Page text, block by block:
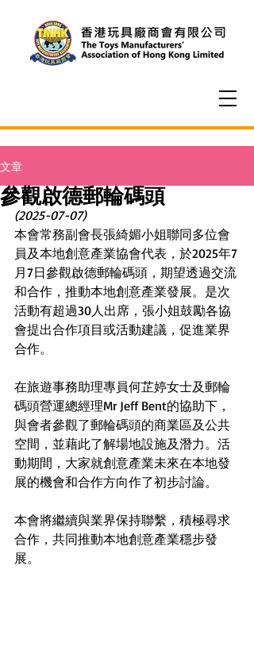
文章
參觀啟德郵輪碼頭
(2025-07-07)
本會常務副會長張綺媚小姐聯同多位會
員及本地創意產業協會代表，於2025年7
月7日參觀啟德郵輪碼頭，期望透過交流
和合作，推動本地創意產業發展。是次
活動有超過30人出席，張小姐鼓勵各協
會提出合作項目或活動建議，促進業界
合作。
在旅遊事務助理專員何芷婷女士及郵輪
碼頭營運總經理Mr Jeff Bent的協助下，
與會者參觀了郵輪碼頭的商業區及公共
空間，並藉此了解場地設施及潛力。活
動期間，大家就創意產業未來在本地發
展的機會和合作方向作了初步討論。
本會將繼續與業界保持聯繫，積極尋求
合作，共同推動本地創意產業穩步發
展。